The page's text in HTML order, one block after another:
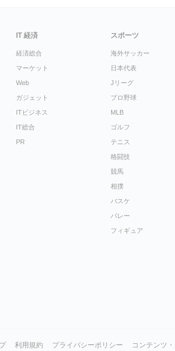
IT 経済
経済総合
マーケット
Web
ガジェット
ITビジネス
IT総合
PR
スポーツ
海外サッカー
日本代表
Jリーグ
プロ野球
MLB
ゴルフ
テニス
格闘技
競馬
相撲
バスケ
バレー
フィギュア
利用規約 プライバシーポリシー コンテンツ